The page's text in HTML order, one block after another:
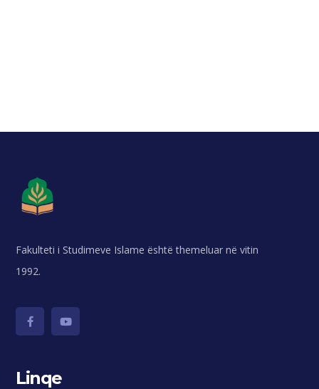
Fakulteti i Studimeve Islame është themeluar në vitin
1992.
Linqe